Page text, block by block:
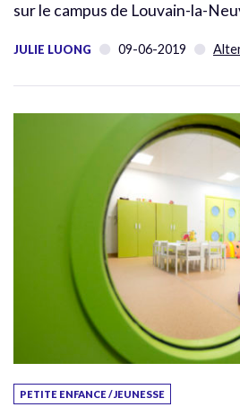
sur le campus de Louvain-la-
JULIE LUONG 09-06-2019
PETITE ENFANCE / JEUNESSE